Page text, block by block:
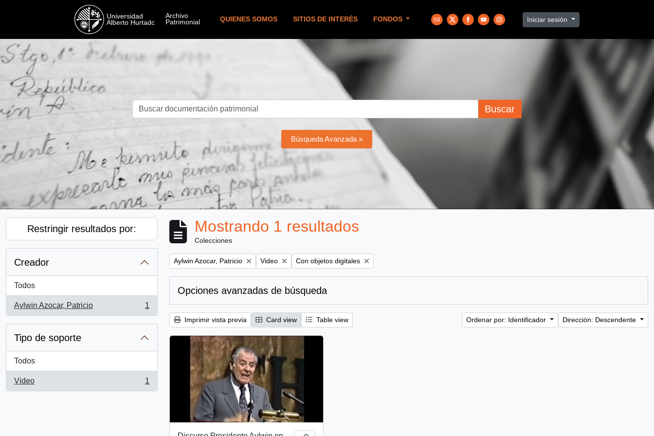
QUIENES SOMOS SITIOS DE INTERÉS FONDOS Iniciar sesión
Buscar
Búsqueda Avanzada »
Restringir resultados por:
Creador
Todos
Aylwin Azocar, Patricio
, 1 resultados
1
Tipo de soporte
Todos
Video
, 1 resultados
1
Mostrando 1 resultados
Colecciones
Remove filter:
Aylwin Azocar, Patricio Remove filter:
Video Remove filter:
Con objetos digitales
Opciones avanzadas de búsqueda
Imprimir vista previa Card view Table view Ordenar por: Identificador Dirección: Descendente